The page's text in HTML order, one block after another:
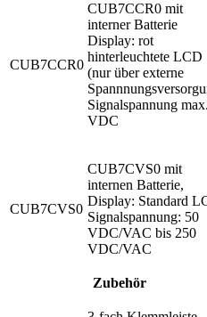
CUB7CCR0
CUB7CCR0 mit
interner Batterie
Display: rot
hinterleuchtete LCD
(nur über externe
Signalspannung
VDC
CUB7CVS0
CUB7CVS0 mit
internen Batterie,
Display: Standard
Signalspannung: 50
VDC/VAC bis 250
VDC/VAC
Zubehör